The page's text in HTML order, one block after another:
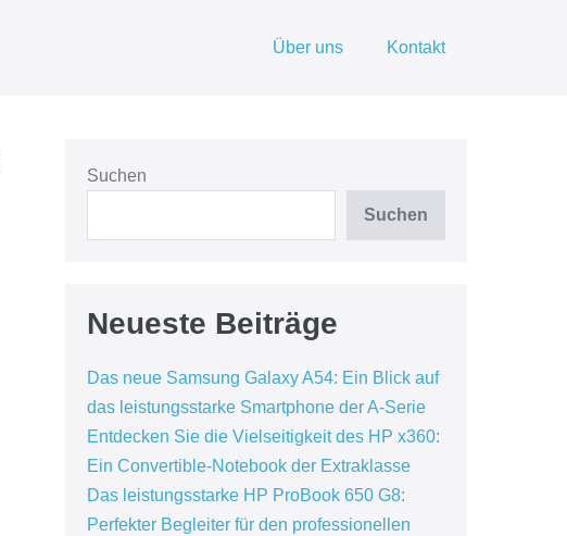
Über uns Kontakt
Suchen
Suchen
Neueste Beiträge
Das neue Samsung Galaxy A54: Ein Blick auf
das leistungsstarke Smartphone der A-Serie
Entdecken Sie die Vielseitigkeit des HP x360:
Ein Convertible-Notebook der Extraklasse
Das leistungsstarke HP ProBook 650 G8:
Perfekter Begleiter für den professionellen